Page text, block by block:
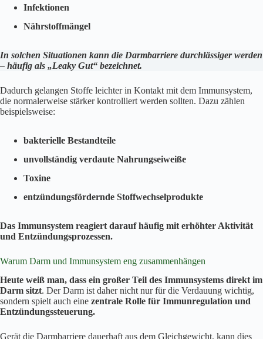
Infektionen
Nährstoffmängel
In solchen Situationen kann die Darmbarriere durchlässiger werden
– häufig als „Leaky Gut“ bezeichnet.
Dadurch gelangen Stoffe leichter in Kontakt mit dem Immunsystem,
die normalerweise stärker kontrolliert werden sollten. Dazu zählen
beispielsweise:
bakterielle Bestandteile
unvollständig verdaute Nahrungseiweiße
Toxine
entzündungsfördernde Stoffwechselprodukte
Das Immunsystem reagiert darauf häufig mit erhöhter Aktivität
und Entzündungsprozessen.
Warum Darm und Immunsystem eng zusammenhängen
Heute weiß man, dass ein großer Teil des Immunsystems direkt im
Darm sitzt. Der Darm ist daher nicht nur für die Verdauung wichtig,
sondern spielt auch eine zentrale Rolle für Immunregulation und
Entzündungssteuerung.
Gerät die Darmbarriere dauerhaft aus dem Gleichgewicht, kann dies